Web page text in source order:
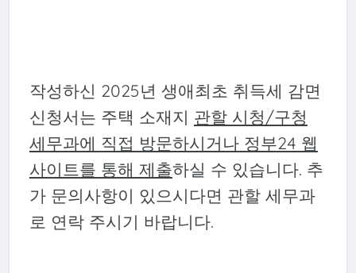
작성하신 2025년 생애최초 취득세 감면
신청서는 주택 소재지 관할 시청/구청
세무과에 직접 방문하시거나 정부24 웹
사이트를 통해 제출하실 수 있습니다. 추
가 문의사항이 있으시다면 관할 세무과
로 연락 주시기 바랍니다.